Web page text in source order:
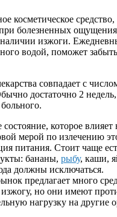
косметическое
болезненных
изжоги.
водой, поможет
совпадает с
достаточно 2
которое влияет
мерой по излечению
питания. Стоит чаще
бананы, рыбу, каши,
должны исключаться.
предлагает много
но они имеют
нагрузку на другие